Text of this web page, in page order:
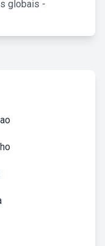
globais -